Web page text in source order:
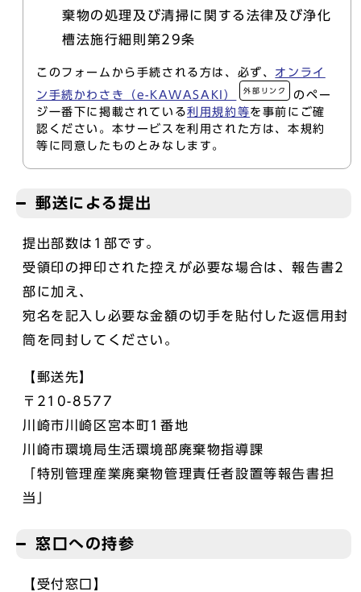
棄物の処理及び清掃に関する法律及び浄化
槽法施行細則第29条
このフォームから手続される方は、必ず、 オンライ
ン手続かわさき（e-KAWASAKI）
外部リンク
のペー
ジ一番下に掲載されている利用規約等を事前にご確
認ください。本サービスを利用された方は、本規約
等に同意したものとみなします。
郵送による提出
提出部数は1部です。
受領印の押印された控えが必要な場合は、報告書2
部に加え、
宛名を記入し必要な金額の切手を貼付した返信用封
筒を同封してください。
【郵送先】
〒210-8577
川崎市川崎区宮本町1番地
川崎市環境局生活環境部廃棄物指導課
「特別管理産業廃棄物管理責任者設置等報告書担
当」
窓口への持参
【受付窓口】